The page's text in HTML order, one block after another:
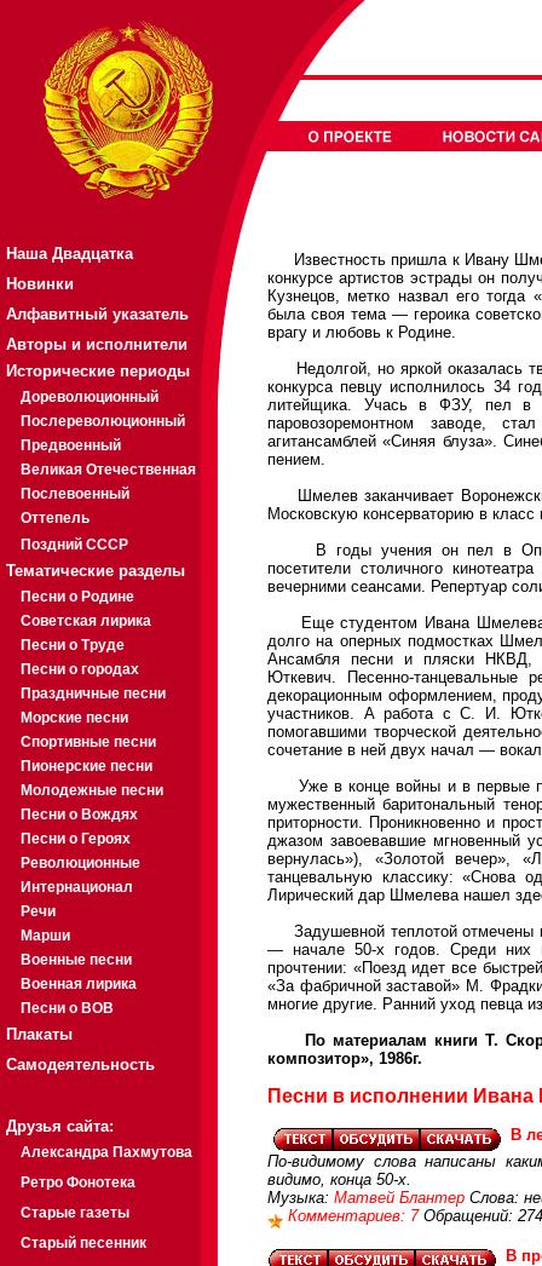
Наша Двадцатка
Новинки
Алфавитный указатель
Авторы и исполнители
Исторические периоды
Дореволюционный
Послереволюционный
Предвоенный
Великая Отечественная
Послевоенный
Оттепель
Поздний СССР
Тематические разделы
Песни о Родине
Советская лирика
Песни о Труде
Песни о городах
Праздничные песни
Морские песни
Спортивные песни
Пионерские песни
Молодежные песни
Песни о Вождях
Песни о Героях
Революционные
Интернационал
Речи
Марши
Военные песни
Военная лирика
Песни о ВОВ
Плакаты
Самодеятельность
Друзья сайта:
Александра Пахмутова
Ретро Фонотека
Старые газеты
Старый песенник
Известность пришла к Ивану
конкурсе артистов эстрады он
Кузнецов, метко назвал его
была своя тема — героика
врагу и любовь к Родине.
Недолгой, но яркой оказалась
конкурса певцу исполнилось 34
литейщика. Учась в ФЗУ, пел в
паровозоремонтном заводе,
агитансамблей «Синяя блуза».
пением.
Шмелев заканчивает
Московскую консерваторию в
В годы учения он пел в
посетители столичного
вечерними сеансами. Репертуар
Еще студентом Ивана Шмелева
долго на оперных подмостках
Ансамбля песни и пляски НКВД,
Юткевич. Песенно-танцевальные
декорационным оформлением,
участников. А работа с С. И.
помогавшими творческой
сочетание в ней двух начал —
Уже в конце войны и в первые
мужественный баритональный
приторности. Проникновенно и
джазом завоевавшие мгновенный
вернулась»), «Золотой вечер»,
танцевальную классику: «Снова
Лирический дар Шмелева нашел
Задушевной теплотой отмечены и
— начале 50-х годов. Среди них
прочтении: «Поезд идет все
«За фабричной заставой» М.
многие другие. Ранний уход певца
По материалам книги Т.
композитор», 1986г.
Песни в исполнении
В
По-видимому слова написаны
видимо, конца 50-х.
Музыка: Матвей Блантер Слова:
Комментариев: 7 Обращений:
В